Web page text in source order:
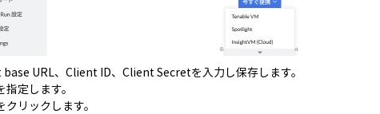
URL、Client ID、Client Secretを入力し保存します。
定します。
クリックします。